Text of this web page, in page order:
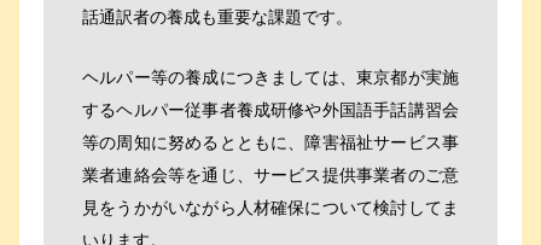
話通訳者の養成も重要な課題です。
ヘルパー等の養成につきましては、東京都が実施
するヘルパー従事者養成研修や外国語手話講習会
等の周知に努めるとともに、障害福祉サービス事
業者連絡会等を通じ、サービス提供事業者のご意
見をうかがいながら人材確保について検討してま
いります。